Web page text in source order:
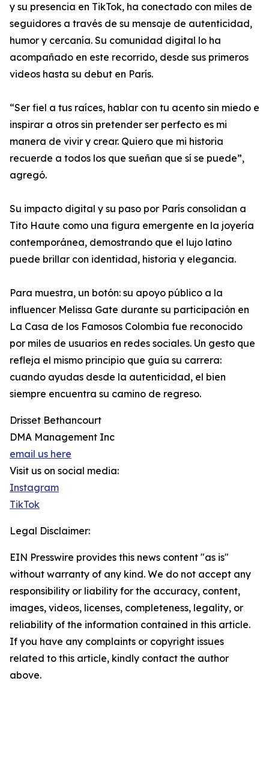
y su presencia en TikTok, ha conectado con miles de
seguidores a través de su mensaje de autenticidad,
humor y cercanía. Su comunidad digital lo ha
acompañado en este recorrido, desde sus primeros
videos hasta su debut en París.
“Ser fiel a tus raíces, hablar con tu acento sin miedo e
inspirar a otros sin pretender ser perfecto es mi
manera de vivir y crear. Quiero que mi historia
recuerde a todos los que sueñan que sí se puede”,
agregó.
Su impacto digital y su paso por París consolidan a
Tito Haute como una figura emergente en la joyería
contemporánea, demostrando que el lujo latino
puede brillar con identidad, historia y elegancia.
Para muestra, un botón: su apoyo público a la
influencer Melissa Gate durante su participación en
La Casa de los Famosos Colombia fue reconocido
por miles de usuarios en redes sociales. Un gesto que
refleja el mismo principio que guía su carrera:
cuando ayudas desde la autenticidad, el bien
siempre encuentra su camino de regreso.
Drisset Bethancourt
DMA Management Inc
email us here
Visit us on social media:
Instagram
TikTok
Legal Disclaimer:
EIN Presswire provides this news content "as is"
without warranty of any kind. We do not accept any
responsibility or liability for the accuracy, content,
images, videos, licenses, completeness, legality, or
reliability of the information contained in this article.
If you have any complaints or copyright issues
related to this article, kindly contact the author
above.